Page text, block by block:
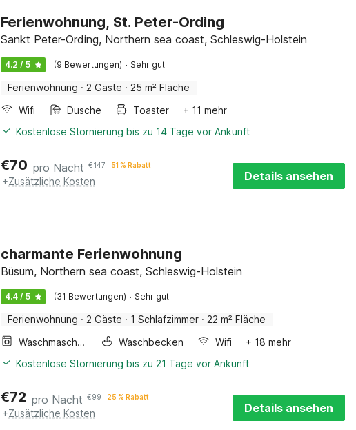
Ferienwohnung, St. Peter-Ording
Sankt Peter-Ording, Northern sea coast, Schleswig-Holstein
4.2 / 5 (9 Bewertungen) · Sehr gut
Ferienwohnung · 2 Gäste · 25 m² Fläche
Wifi
Dusche Toaster
+ 11 mehr
Kostenlose Stornierung bis zu 14 Tage vor Ankunft
€70 pro Nacht €147 51 % Rabatt
+Zusätzliche Kosten Details ansehen
charmante Ferienwohnung
Büsum, Northern sea coast, Schleswig-Holstein
4.4 / 5 (31 Bewertungen) · Sehr gut
Ferienwohnung · 2 Gäste · 1 Schlafzimmer · 22 m² Fläche
Waschmaschine
Waschbecken Wifi
+ 18 mehr
Kostenlose Stornierung bis zu 21 Tage vor Ankunft
€72 pro Nacht €99 25 % Rabatt
+Zusätzliche Kosten Details ansehen